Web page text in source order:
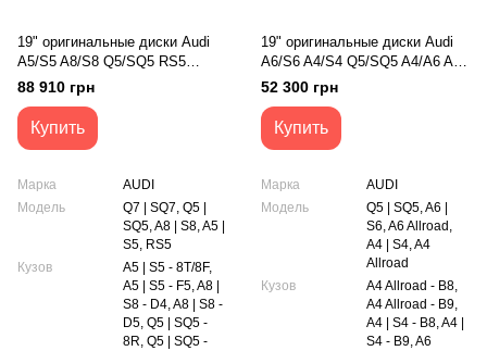
19" оригинальные диски Audi
A5/S5 A8/S8 Q5/SQ5 RS5
Q7/SQ7 (8W0601025DC)
88 910 грн
Купить
Марка
AUDI
Модель
Q7 | SQ7, Q5 |
SQ5, A8 | S8, A5 |
S5, RS5
Кузов
A5 | S5 - 8T/8F,
A5 | S5 - F5, A8 |
S8 - D4, A8 | S8 -
D5, Q5 | SQ5 -
8R, Q5 | SQ5 -
19" оригинальные диски Audi
A6/S6 A4/S4 Q5/SQ5 A4/A6 All
Road (4G9601025K)
52 300 грн
Купить
Марка
AUDI
Модель
Q5 | SQ5, A6 |
S6, A6 Allroad,
A4 | S4, A4
Allroad
Кузов
A4 Allroad - B8,
A4 Allroad - B9,
A4 | S4 - B8, A4 |
S4 - B9, A6